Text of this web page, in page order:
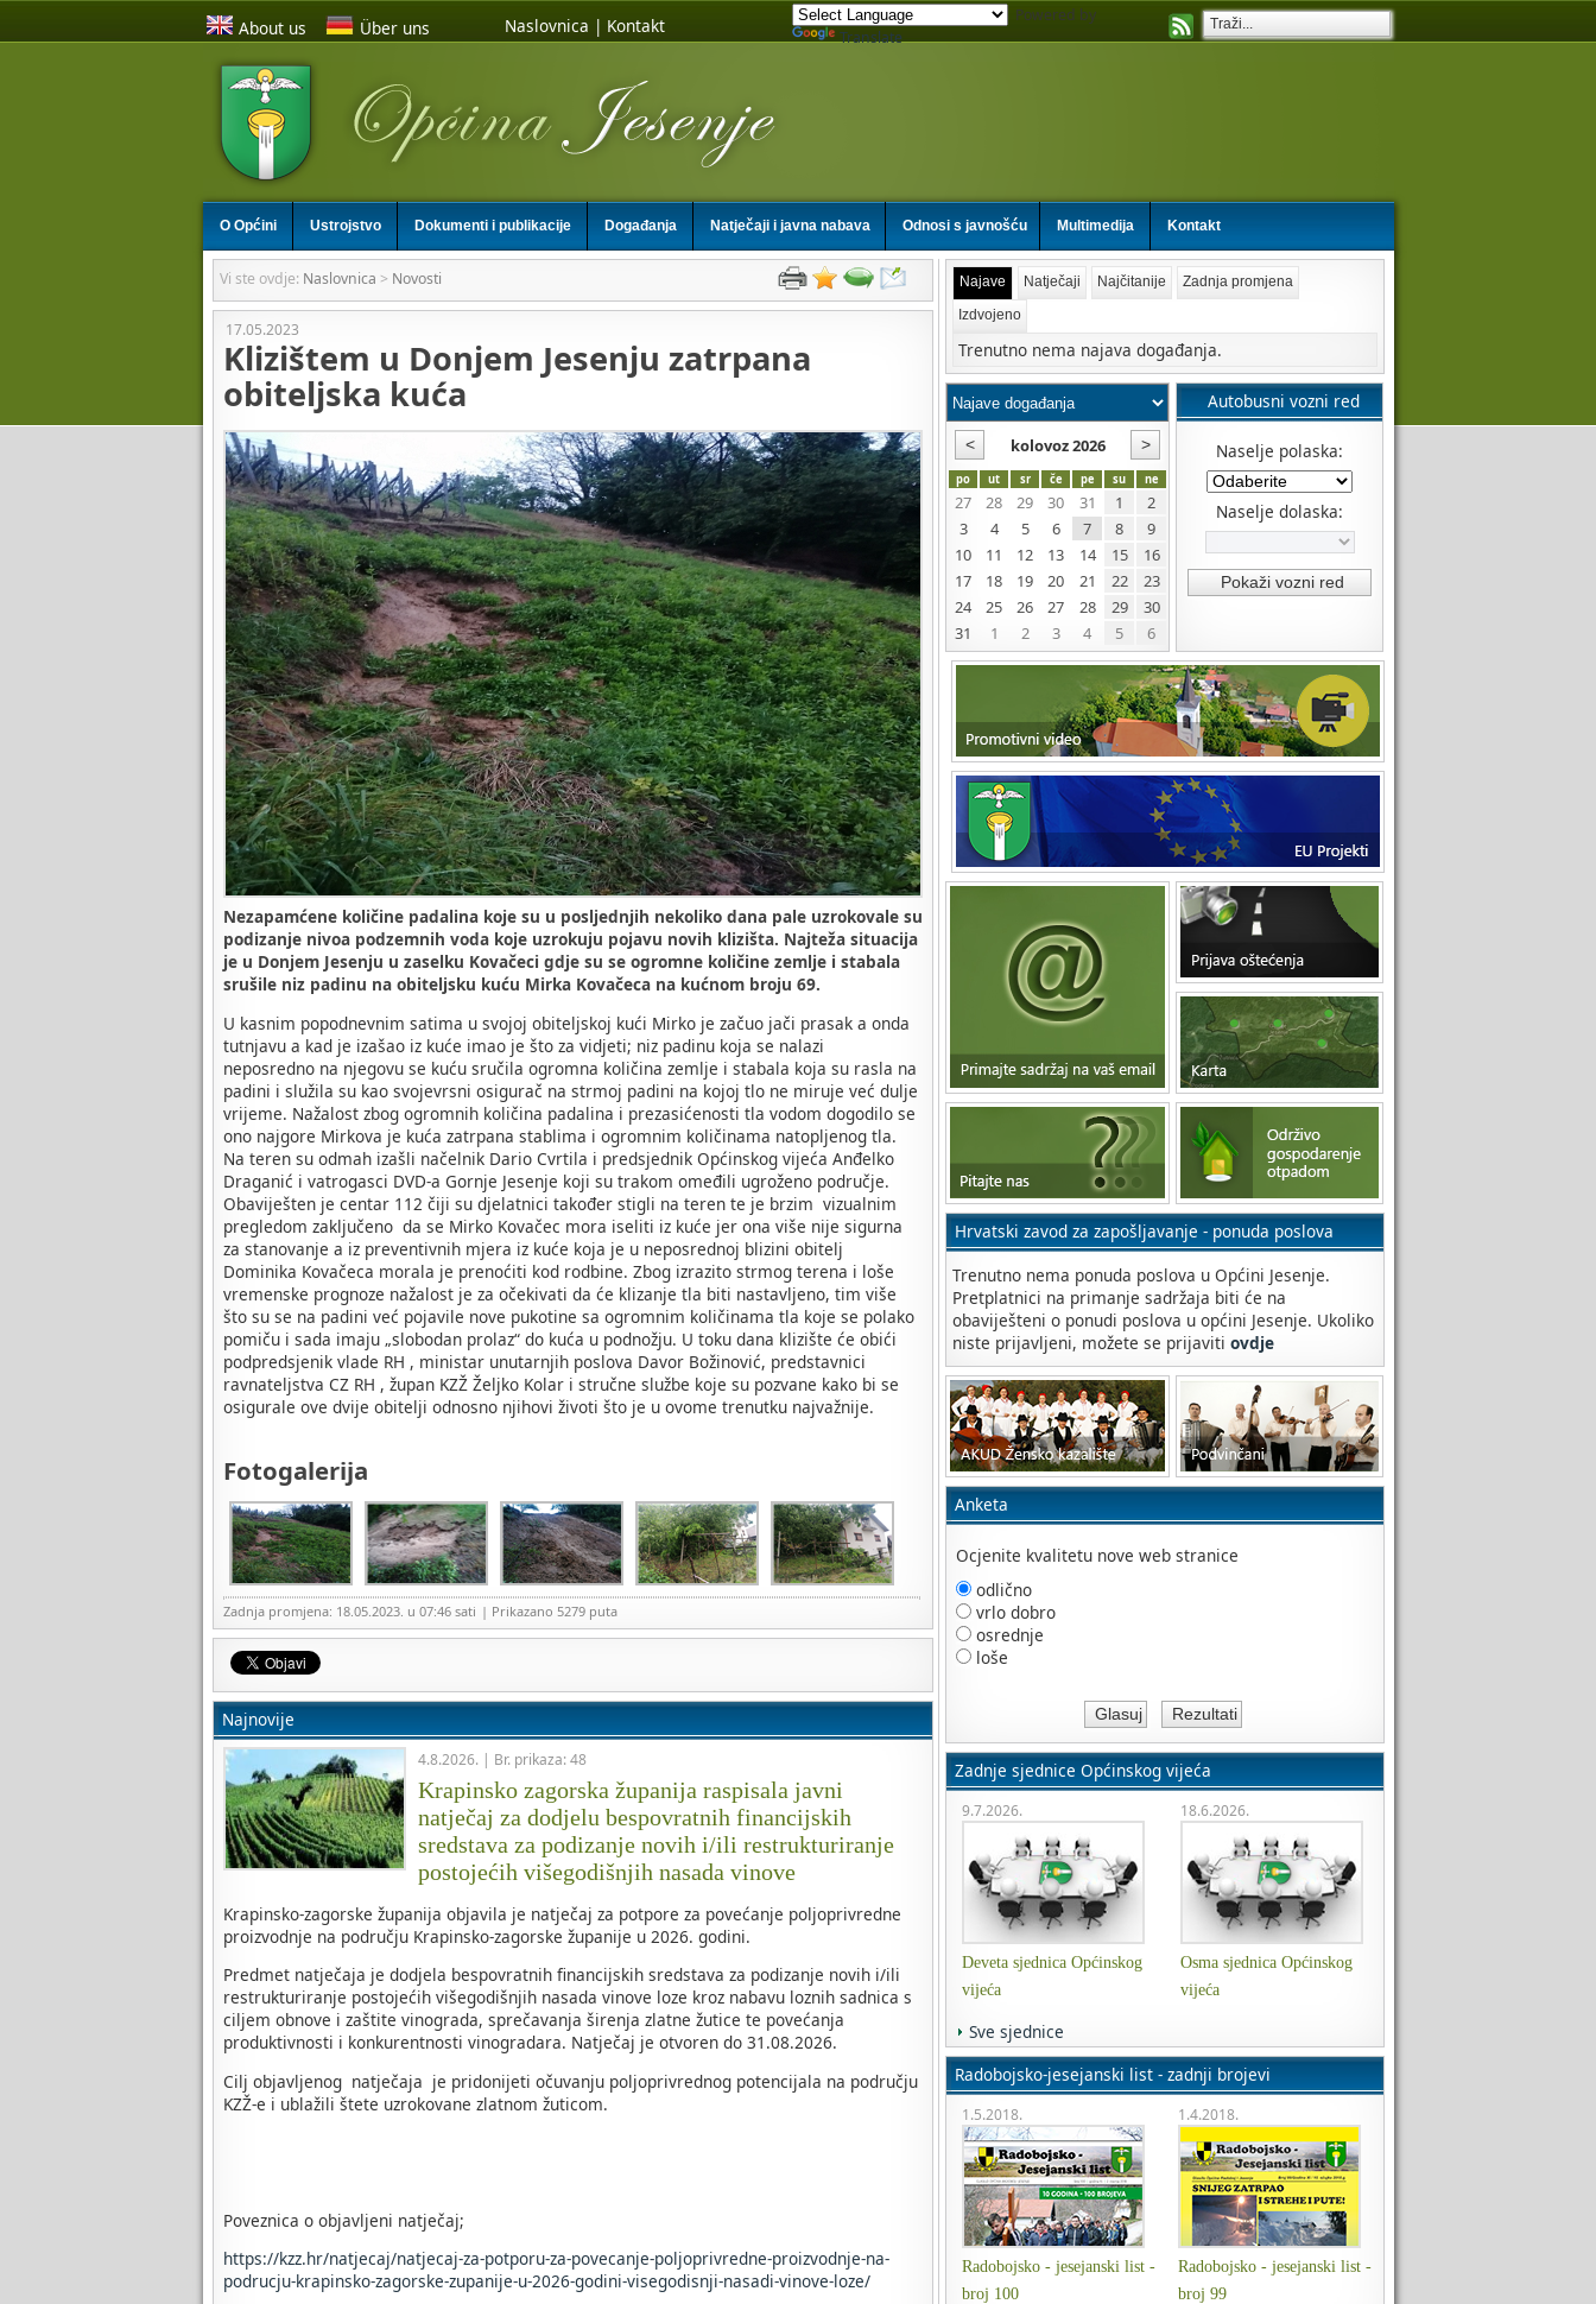
About us Über uns Naslovnica | Kontakt
Powered by
Translate
O Općini Ustrojstvo Dokumenti i publikacije Događanja Natječaji i javna nabava Odnosi s javnošću Multimedija Kontakt
Vi ste ovdje: Naslovnica > Novosti
17.05.2023
Klizištem u Donjem Jesenju zatrpana
obiteljska kuća
Nezapamćene količine padalina koje su u posljednjih nekoliko dana pale uzrokovale su
podizanje nivoa podzemnih voda koje uzrokuju pojavu novih klizišta. Najteža situacija
je u Donjem Jesenju u zaselku Kovačeci gdje su se ogromne količine zemlje i stabala
srušile niz padinu na obiteljsku kuću Mirka Kovačeca na kućnom broju 69.
U kasnim popodnevnim satima u svojoj obiteljskoj kući Mirko je začuo jači prasak a onda
tutnjavu a kad je izašao iz kuće imao je što za vidjeti; niz padinu koja se nalazi
neposredno na njegovu se kuću sručila ogromna količina zemlje i stabala koja su rasla na
padini i služila su kao svojevrsni osigurač na strmoj padini na kojoj tlo ne miruje već dulje
vrijeme. Nažalost zbog ogromnih količina padalina i prezasićenosti tla vodom dogodilo se
ono najgore Mirkova je kuća zatrpana stablima i ogromnim količinama natopljenog tla.
Na teren su odmah izašli načelnik Dario Cvrtila i predsjednik Općinskog vijeća Anđelko
Draganić i vatrogasci DVD-a Gornje Jesenje koji su trakom omeđili ugroženo područje.
Obaviješten je centar 112 čiji su djelatnici također stigli na teren te je brzim vizualnim
pregledom zaključeno da se Mirko Kovačec mora iseliti iz kuće jer ona više nije sigurna
za stanovanje a iz preventivnih mjera iz kuće koja je u neposrednoj blizini obitelj
Dominika Kovačeca morala je prenoćiti kod rodbine. Zbog izrazito strmog terena i loše
vremenske prognoze nažalost je za očekivati da će klizanje tla biti nastavljeno, tim više
što su se na padini već pojavile nove pukotine sa ogromnim količinama tla koje se polako
pomiču i sada imaju „slobodan prolaz“ do kuća u podnožju. U toku dana klizište će obići
podpredsjenik vlade RH , ministar unutarnjih poslova Davor Božinović, predstavnici
ravnateljstva CZ RH , župan KZŽ Željko Kolar i stručne službe koje su pozvane kako bi se
osigurale ove dvije obitelji odnosno njihovi životi što je u ovome trenutku najvažnije.
Fotogalerija
Zadnja promjena: 18.05.2023. u 07:46 sati | Prikazano 5279 puta
Najnovije
4.8.2026. | Br. prikaza: 48
Krapinsko zagorska županija raspisala javni
natječaj za dodjelu bespovratnih financijskih
sredstava za podizanje novih i/ili restrukturiranje
postojećih višegodišnjih nasada vinove
Krapinsko-zagorske županija objavila je natječaj za potpore za povećanje poljoprivredne
proizvodnje na području Krapinsko-zagorske županije u 2026. godini.
Predmet natječaja je dodjela bespovratnih financijskih sredstava za podizanje novih i/ili
restrukturiranje postojećih višegodišnjih nasada vinove loze kroz nabavu loznih sadnica s
ciljem obnove i zaštite vinograda, sprečavanja širenja zlatne žutice te povećanja
produktivnosti i konkurentnosti vinogradara. Natječaj je otvoren do 31.08.2026.
Cilj objavljenog natječaja je pridonijeti očuvanju poljoprivrednog potencijala na području
KZŽ-e i ublažili štete uzrokovane zlatnom žuticom.
Poveznica o objavljeni natječaj;
https://kzz.hr/natjecaj/natjecaj-za-potporu-za-povecanje-poljoprivredne-proizvodnje-na-
podrucju-krapinsko-zagorske-zupanije-u-2026-godini-visegodisnji-nasadi-vinove-loze/
Najave Natječaji Najčitanije
Zadnja promjena
Izdvojeno
Trenutno nema najava događanja.
kolovoz 2026
po ut sr če pe su ne
27 28 29 30 31 1
2
3
4 5 6 7 8
9
10
11 12 13 14 15
16
17
18 19 20 21 22
23
24
25 26 27 28 29
30
31
1 2 3 4 5 6
Autobusni vozni red
Naselje polaska:
Naselje dolaska:
Hrvatski zavod za zapošljavanje - ponuda poslova
Trenutno nema ponuda poslova u Općini Jesenje.
Pretplatnici na primanje sadržaja biti će na
obaviješteni o ponudi poslova u općini Jesenje. Ukoliko
niste prijavljeni, možete se prijaviti ovdje
Anketa
Ocjenite kvalitetu nove web stranice
odlično
vrlo dobro
osrednje
loše
Zadnje sjednice Općinskog vijeća
9.7.2026.
Deveta sjednica Općinskog
vijeća
18.6.2026.
Osma sjednica Općinskog
vijeća
Sve sjednice
Radobojsko-jesejanski list - zadnji brojevi
1.5.2018.
Radobojsko - jesejanski list -
broj 100
1.4.2018.
Radobojsko - jesejanski list -
broj 99